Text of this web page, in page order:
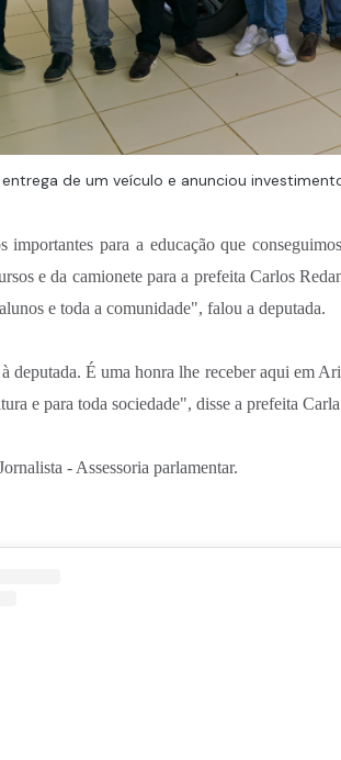
de um veículo e anunciou
importantes para a educação que
e da camionete para a prefeita Carlos
e toda a comunidade", falou a deputada.
deputada. É uma honra lhe receber aqui em
e para toda sociedade", disse a prefeita
- Assessoria parlamentar.